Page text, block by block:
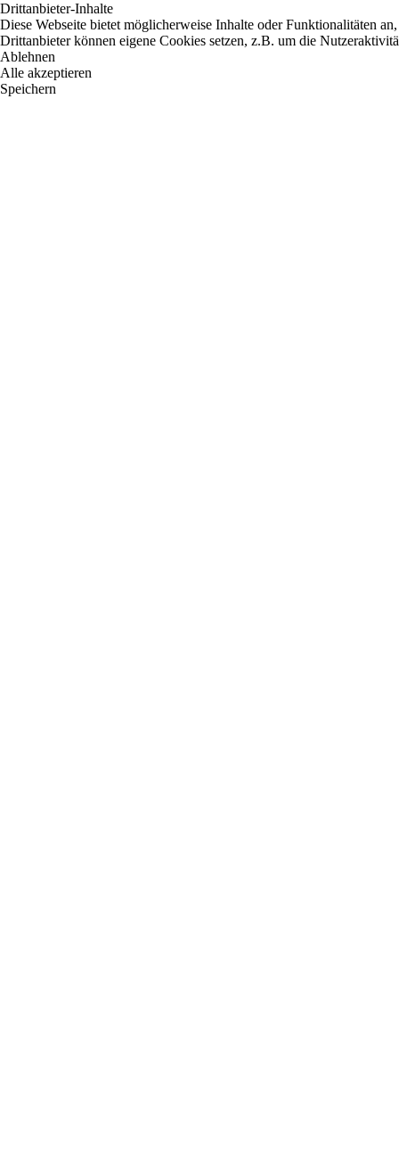
Drittanbieter-Inhalte
Diese Webseite bietet möglicherweise Inhalte oder Funktionalitäten
Drittanbieter können eigene Cookies setzen, z.B. um die
Ablehnen
Alle akzeptieren
Speichern